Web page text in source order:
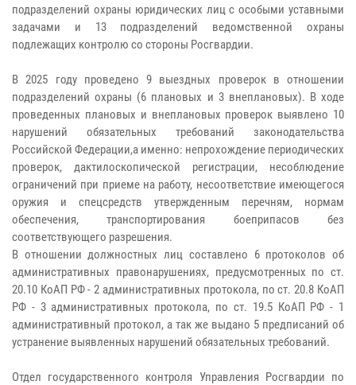
подразделений охраны юридических лиц с особыми уставными
задачами и 13 подразделений ведомственной охраны
подлежащих контролю со стороны Росгвардии.
В 2025 году проведено 9 выездных проверок в отношении
подразделений охраны (6 плановых и 3 внеплановых). В ходе
проведенных плановых и внеплановых проверок выявлено 10
нарушений обязательных требований законодательства
Российской Федерации,а именно: непрохождение периодических
проверок, дактилоскопической регистрации, несоблюдение
ограничений при приеме на работу, несоответствие имеющегося
оружия и спецсредств утвержденным перечням, нормам
обеспечения, транспортирования боеприпасов без
соответствующего разрешения.
В отношении должностных лиц составлено 6 протоколов об
административных правонарушениях, предусмотренных по ст.
20.10 КоАП РФ - 2 административных протокола, по ст. 20.8 КоАП
РФ - 3 административных протокола, по ст. 19.5 КоАП РФ - 1
административный протокол, а так же выдано 5 предписаний об
устранение выявленных нарушений обязательных требований.
Отдел государственного контроля Управления Росгвардии по